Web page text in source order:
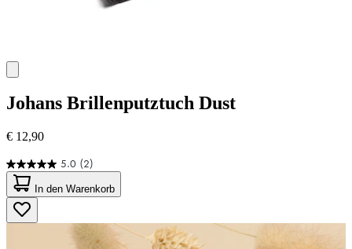
Johans Brillenputztuch Dust
€ 12,90
5.0 (2)
5.0
von
5
Sternen.
2
Bewertungen
In den Warenkorb